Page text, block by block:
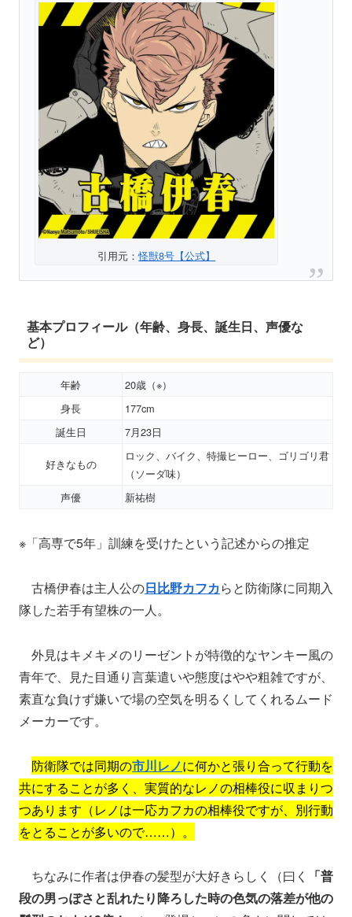
引用元：怪獣8号【公式】
基本プロフィール（年齢、身長、誕生日、声優な
ど）
年齢
20歳（※）
身長
177cm
誕生日
7月23日
好きなもの
ロック、バイク、特撮ヒーロー、ゴリゴリ君
（ソーダ味）
声優
新祐樹
※「高専で5年」訓練を受けたという記述からの推定
古橋伊春は主人公の日比野カフカらと防衛隊に同期入
隊した若手有望株の一人。
外見はキメキメのリーゼントが特徴的なヤンキー風の
青年で、見た目通り言葉遣いや態度はやや粗雑ですが、
素直な負けず嫌いで場の空気を明るくしてくれるムード
メーカーです。
防衛隊では同期の市川レノに何かと張り合って行動を
共にすることが多く、実質的なレノの相棒役に収まりつ
つあります（レノは一応カフカの相棒役ですが、別行動
をとることが多いので……）。
ちなみに作者は伊春の髪型が大好きらしく（曰く
「普
段の男っぽさと乱れたり降ろした時の色気の落差が他の